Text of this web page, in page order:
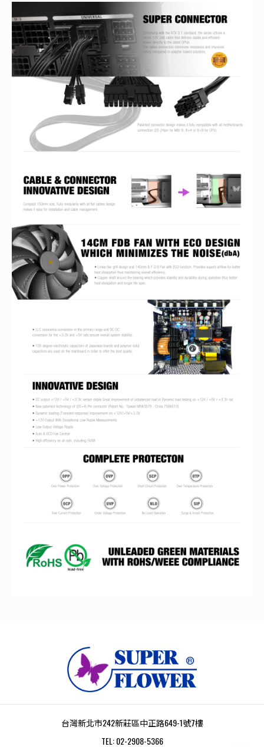
台灣新北市242新莊區中正路649-1號7樓
TEL: 02-2908-5366